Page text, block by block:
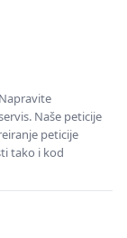
Naše peticije
peticije
tako i kod